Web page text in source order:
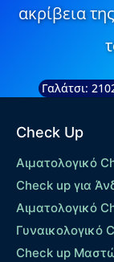
ακρίβεια
Γαλάτσι:
Check Up
Αιματολογικό
Check up για
Αιματολογικό
Γυναικολογικό
Check up